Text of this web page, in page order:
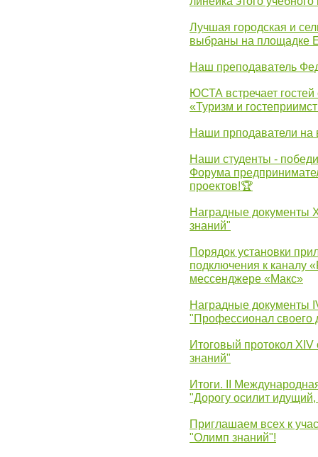
Лучшая городская и
выбраны на площадке
Наш преподаватель
ЮСТА встречает гостей
«Туризм и
Наши прподаватели
Наши студенты -
Форума
проектов!🏆
Наградные документы
знаний"
Порядок установки
подключения к каналу
мессенджере «Макс»
Наградные документы
"Профессионал своего
Итоговый протокол
знаний"
Итоги. II
"Дорогу осилит
Приглашаем всех к
"Олимп знаний"!